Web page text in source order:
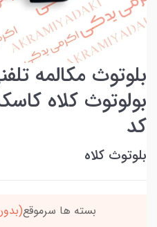
بلوتوث مکالمه
بولوتوث کلاه
کد
بلوتوث کلاه
بسته ها سرموقع